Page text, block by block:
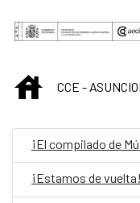
Saut au contenu
INICIO
CCE -
¡Estamos de vuelta!